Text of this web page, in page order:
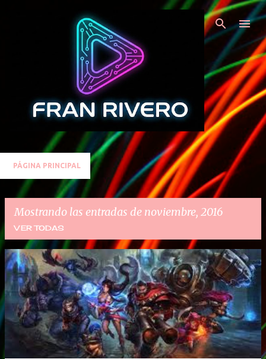
Ir al contenido principal
PÁGINA PRINCIPAL
Mostrando las entradas de noviembre, 2016
VER TODAS
E
n
t
r